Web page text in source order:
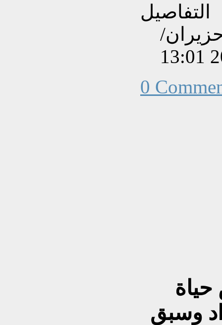
التفاصيل
بتاريخ الجمعة, 26 حزيران/
0
وسبق